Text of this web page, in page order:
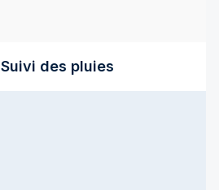
Suivi des pluies